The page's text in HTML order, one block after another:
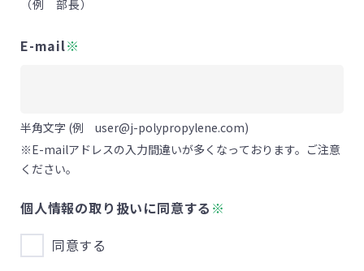
（例 部長）
E-mail※
半角文字 (例 user@j-polypropylene.com)
※E-mailアドレスの入力間違いが多くなっております。ご注意
ください。
個人情報の取り扱いに同意する ※
同意する